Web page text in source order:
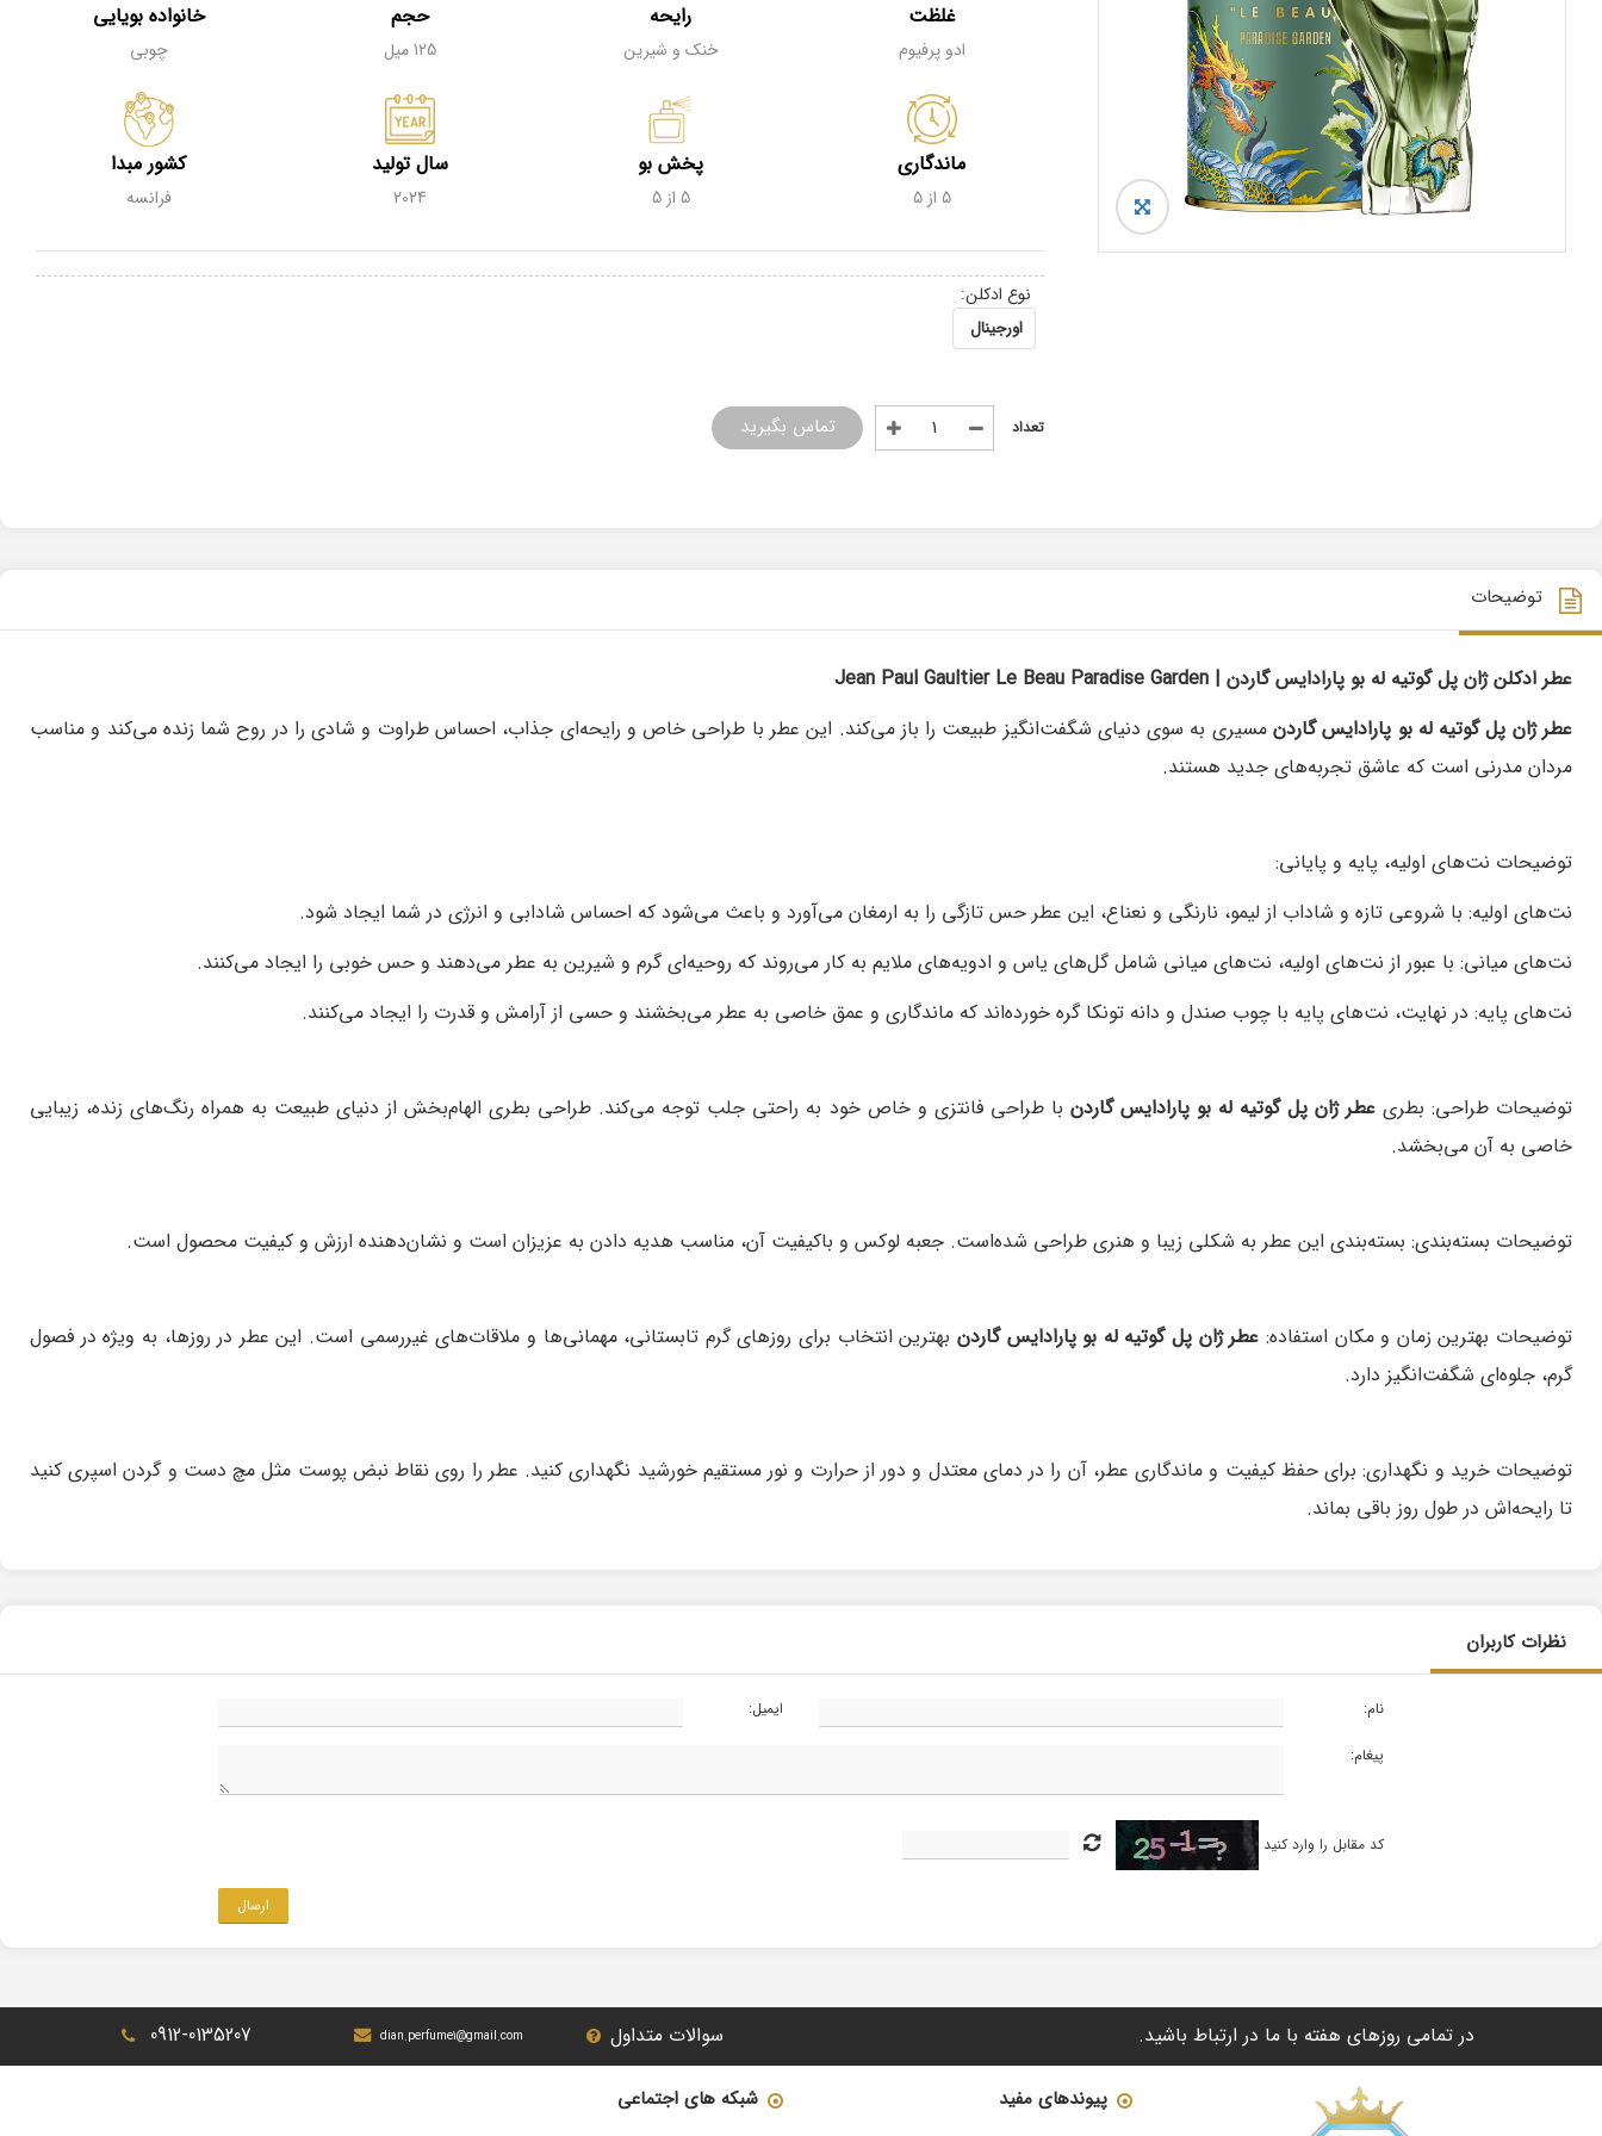
غلظت
ادو پرفیوم
رایحه
خنک و شیرین
حجم
125 میل
خانواده بویایی
چوبی
ماندگاری
5 از 5
پخش بو
5 از 5
سال تولید
2024
کشور مبدا
فرانسه
نوع ادکلن:
اورجینال
تماس بگیرید
توضیحات
عطر ادکلن ژان پل گوتیه له بو پارادایس گاردن | Jean Paul Gaultier Le Beau Paradise Garden
عطر ژان پل گوتیه له بو پارادایس گاردنمسیری به سوی دنیای شگفت‌انگیز طبیعت را باز می‌کند. این عطر با طراحی خاص و رایحه‌ای جذاب، احساس طراوت و شادی را در روح شما زنده می‌کند و مناسب
مردان مدرنی است که عاشق تجربه‌های جدید هستند.
توضیحات نت‌های اولیه، پایه و پایانی:
نت‌های اولیه: با شروعی تازه و شاداب از لیمو، نارنگی و نعناع، این عطر حس تازگی را به ارمغان می‌آورد و باعث می‌شود که احساس شادابی و انرژی در شما ایجاد شود.
نت‌های میانی: با عبور از نت‌های اولیه، نت‌های میانی شامل گل‌های یاس و ادویه‌های ملایم به کار می‌روند که روحیه‌ای گرم و شیرین به عطر می‌دهند و حس خوبی را ایجاد می‌کنند.
نت‌های پایه: در نهایت، نت‌های پایه با چوب صندل و دانه تونکا گره خورده‌اند که ماندگاری و عمق خاصی به عطر می‌بخشند و حسی از آرامش و قدرت را ایجاد می‌کنند.
توضیحات طراحی: بطریعطر ژان پل گوتیه له بو پارادایس گاردن با طراحی فانتزی و خاص خود به راحتی جلب توجه می‌کند. طراحی بطری الهام‌بخش از دنیای طبیعت به همراه رنگ‌های زنده، زیبایی
خاصی به آن می‌بخشد.
توضیحات بسته‌بندی: بسته‌بندی این عطر به شکلی زیبا و هنری طراحی شده‌است. جعبه لوکس و باکیفیت آن، مناسب هدیه دادن به عزیزان است و نشان‌دهنده ارزش و کیفیت محصول است.
توضیحات بهترین زمان و مکان استفاده: عطر ژان پل گوتیه له بو پارادایس گاردن بهترین انتخاب برای روزهای گرم تابستانی، مهمانی‌ها و ملاقات‌های غیررسمی است. این عطر در روزها، به ویژه در فصول
گرم، جلوه‌ای شگفت‌انگیز دارد.
توضیحات خرید و نگهداری: برای حفظ کیفیت و ماندگاری عطر، آن را در دمای معتدل و دور از حرارت و نور مستقیم خورشید نگهداری کنید. عطر را روی نقاط نبض پوست مثل مچ دست و گردن اسپری کنید
تا رایحه‌اش در طول روز باقی بماند.
نظرات کاربران
نام: ایمیل:
پیغام:
کد مقابل را وارد کنید
ارسال
در تمامی روزهای هفته با ما در ارتباط باشید. سوالات متداول dian.perfume1@gmail.com
0912-0135207
پیوندهای مفید شبکه های اجتماعی